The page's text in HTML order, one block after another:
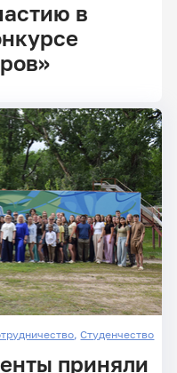
в
,Студенчество
приняли